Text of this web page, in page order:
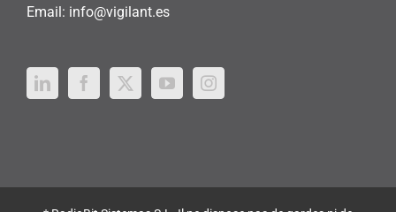
Email: info@vigilant.es